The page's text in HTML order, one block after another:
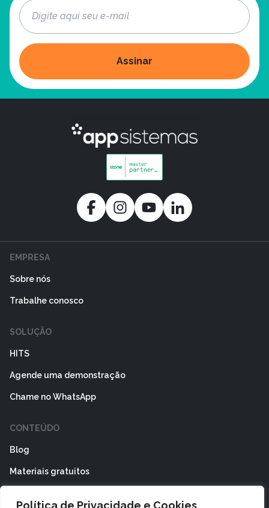
Política de Privacidade e Cookies
Assinar
EMPRESA
Sobre nós
Trabalhe conosco
SOLUÇÃO
HITS
Agende uma demonstração
Chame no WhatsApp
CONTEÚDO
Blog
Materiais gratuitos
ÁREA DO CLIENTE